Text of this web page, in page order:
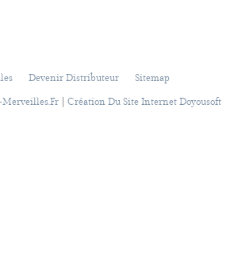
Devenir Distributeur
Sitemap
Merveilles.fr
Création Du Site Internet Doyousoft